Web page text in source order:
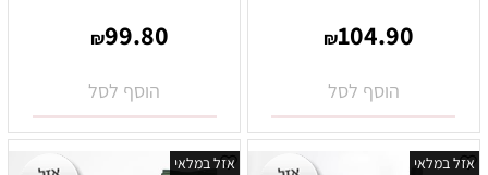
₪104.90
הוסף לסל
₪99.80
הוסף לסל
אזל במלאי אזל במלאי